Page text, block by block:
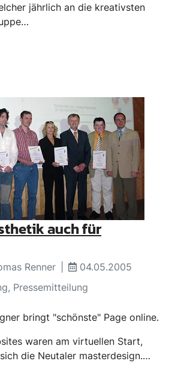
jährlich an die kreativsten
auch für
Renner
04.05.2005
Pressemitteilung
bringt "schönste" Page online.
waren am virtuellen Start,
die Neutaler masterdesign.…